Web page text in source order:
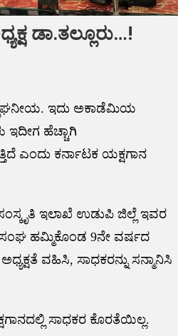
ಡಾ.ತಲ್ಲೂರು…!
ಶ್ಲಾಘನೀಯ. ಇದು ಅಕಾಡೆಮಿಯ
ಇದೀಗ ಹೆಚ್ಚಾಗಿ
ಎಂದು ಕರ್ನಾಟಕ ಯಕ್ಷಗಾನ
ಇಲಾಖೆ ಉಡುಪಿ ಜಿಲ್ಲೆ ಇವರ
ಸಂಘ ಹಮ್ಮಿಕೊಂಡ 9ನೇ ವರ್ಷದ
ವಹಿಸಿ, ಸಾಧಕರನ್ನು ಸನ್ಮಾನಿಸಿ
ಸಾಧಕರ ಕೊರತೆಯಿಲ್ಲ.